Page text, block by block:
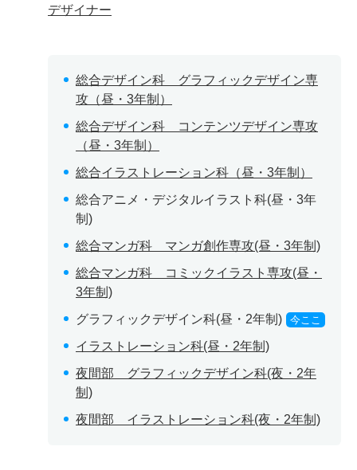
デザイナー
総合デザイン科 グラフィックデザイン専
攻（昼・3年制）
総合デザイン科 コンテンツデザイン専攻
（昼・3年制）
総合イラストレーション科（昼・3年制）
総合アニメ・デジタルイラスト科(昼・3年
制)
総合マンガ科 マンガ創作専攻(昼・3年制)
総合マンガ科 コミックイラスト専攻(昼・
3年制)
グラフィックデザイン科(昼・2年制)
今ここ
イラストレーション科(昼・2年制)
夜間部 グラフィックデザイン科(夜・2年
制)
夜間部 イラストレーション科(夜・2年制)